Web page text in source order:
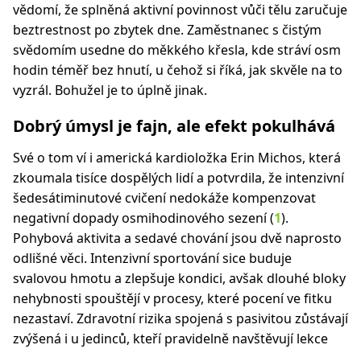
vědomí, že splněná aktivní povinnost vůči tělu zaručuje
beztrestnost po zbytek dne. Zaměstnanec s čistým
svědomím usedne do měkkého křesla, kde stráví osm
hodin téměř bez hnutí, u čehož si říká, jak skvěle na to
vyzrál. Bohužel je to úplně jinak.
Dobrý úmysl je fajn, ale efekt pokulhává
Své o tom ví i americká kardioložka Erin Michos, která
zkoumala tisíce dospělých lidí a potvrdila, že intenzivní
šedesátiminutové cvičení nedokáže kompenzovat
negativní dopady osmihodinového sezení (1).
Pohybová aktivita a sedavé chování jsou dvě naprosto
odlišné věci. Intenzivní sportování sice buduje
svalovou hmotu a zlepšuje kondici, avšak dlouhé bloky
nehybnosti spouštějí v procesy, které pocení ve fitku
nezastaví. Zdravotní rizika spojená s pasivitou zůstávají
zvýšená i u jedinců, kteří pravidelně navštěvují lekce